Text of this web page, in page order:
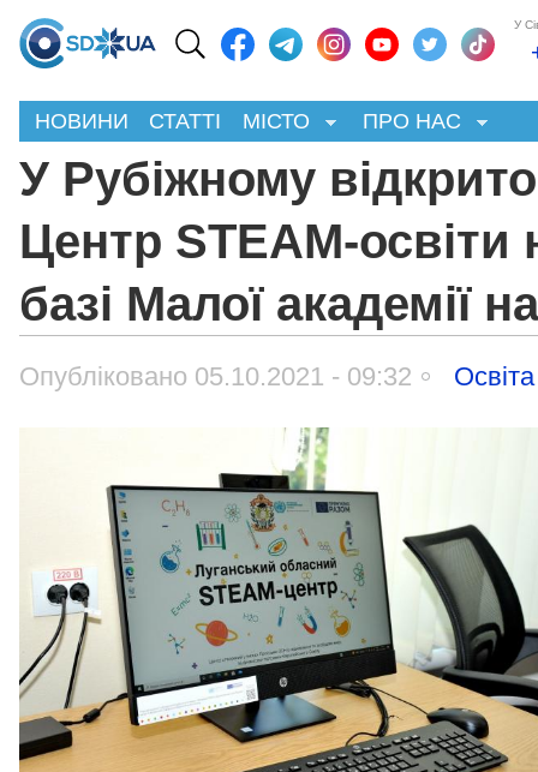
У
НОВИНИ СТАТТІ МІСТО ПРО НАС
У Рубіжному відкрито
Центр STEAM-освіти
базі Малої академії
Опубліковано 05.10.2021 - 09:32 Освіта